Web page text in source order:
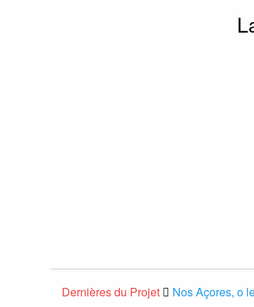
Dernières du Projet Nos Açores, o